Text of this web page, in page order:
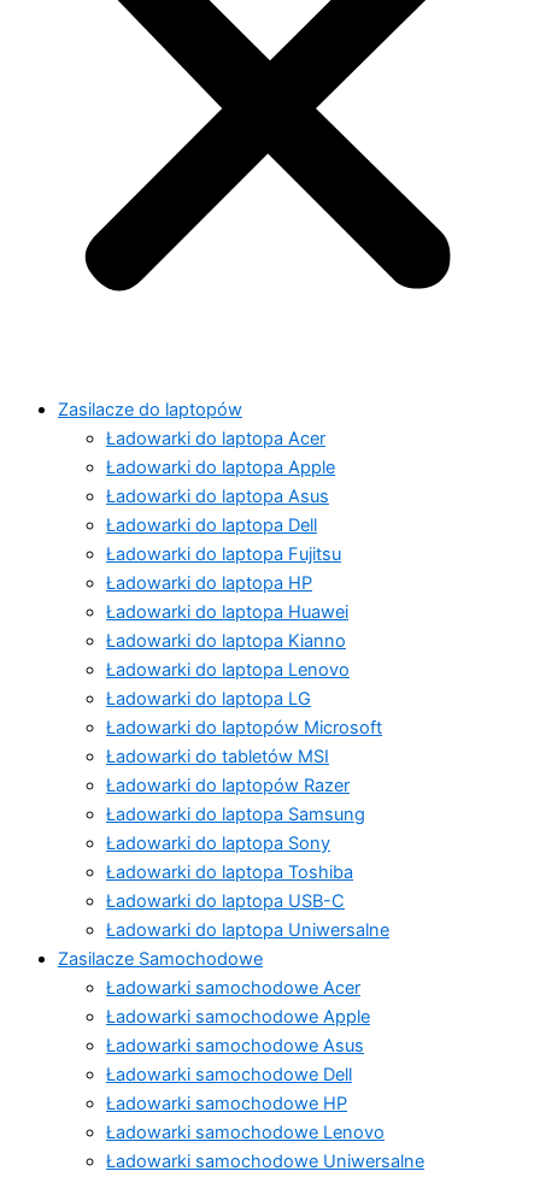
Zasilacze do laptopów
Ładowarki do laptopa Acer
Ładowarki do laptopa Apple
Ładowarki do laptopa Asus
Ładowarki do laptopa Dell
Ładowarki do laptopa Fujitsu
Ładowarki do laptopa HP
Ładowarki do laptopa Huawei
Ładowarki do laptopa Kianno
Ładowarki do laptopa Lenovo
Ładowarki do laptopa LG
Ładowarki do laptopów Microsoft
Ładowarki do tabletów MSI
Ładowarki do laptopów Razer
Ładowarki do laptopa Samsung
Ładowarki do laptopa Sony
Ładowarki do laptopa Toshiba
Ładowarki do laptopa USB-C
Ładowarki do laptopa Uniwersalne
Zasilacze Samochodowe
Ładowarki samochodowe Acer
Ładowarki samochodowe Apple
Ładowarki samochodowe Asus
Ładowarki samochodowe Dell
Ładowarki samochodowe HP
Ładowarki samochodowe Lenovo
Ładowarki samochodowe Uniwersalne